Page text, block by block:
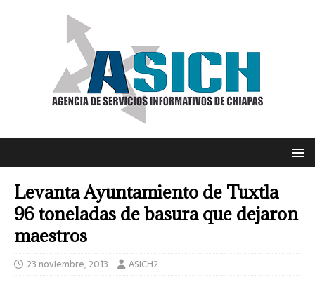
Levanta Ayuntamiento de Tuxtla
96 toneladas de basura que dejaron
maestros
23 noviembre, 2013 ASICH2